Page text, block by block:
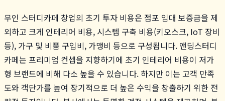
무인 스터디카페 창업의 초기 투자 비용은 점포 임대 보증금을 제
외하고 크게 인테리어 비용, 시스템 구축 비용(키오스크, IoT 장비
등), 가구 및 비품 구입비, 가맹비 등으로 구성됩니다. 앤딩스터디
카페는 프리미엄 컨셉을 지향하기에 초기 인테리어 비용이 저가
형 브랜드에 비해 다소 높을 수 있습니다. 하지만 이는 고객 만족
도와 객단가를 높여 장기적으로 더 높은 수익을 창출하기 위한 전